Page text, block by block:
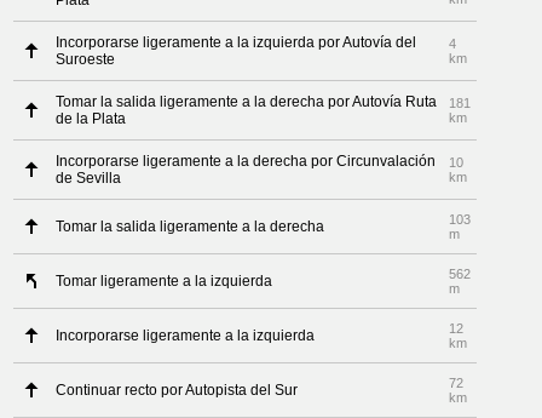
Incorporarse ligeramente a la izquierda por Autovía del
Suroeste
4
km
Tomar la salida ligeramente a la derecha por Autovía Ruta
de la Plata
181
km
Incorporarse ligeramente a la derecha por Circunvalación
de Sevilla
10
km
Tomar la salida ligeramente a la derecha
103
m
Tomar ligeramente a la izquierda
562
m
Incorporarse ligeramente a la izquierda
12
km
Continuar recto por Autopista del Sur
72
km